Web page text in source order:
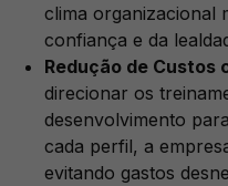
clima organizacional
confiança e da
Redução de Custos
direcionar os
desenvolvimento
cada perfil, a
evitando gastos